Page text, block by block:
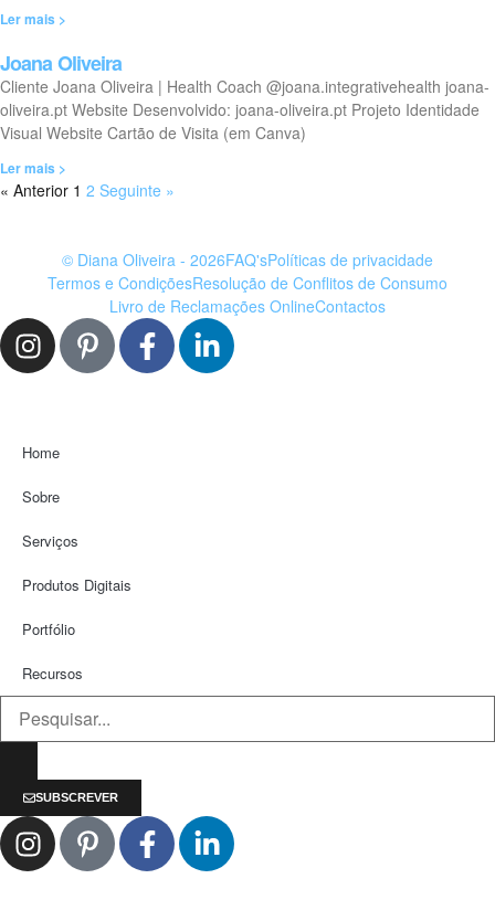
Ler mais >
Joana Oliveira
Cliente Joana Oliveira | Health Coach @joana.integrativehealth joana-
oliveira.pt Website Desenvolvido: joana-oliveira.pt Projeto Identidade
Visual Website Cartão de Visita (em Canva)
Ler mais >
« Anterior 1 2 Seguinte »
© Diana Oliveira - 2026FAQ'sPolíticas de privacidade
Termos e CondiçõesResolução de Conflitos de Consumo
Livro de Reclamações OnlineContactos
Home
Sobre
Serviços
Produtos Digitais
Portfólio
Recursos
SUBSCREVER